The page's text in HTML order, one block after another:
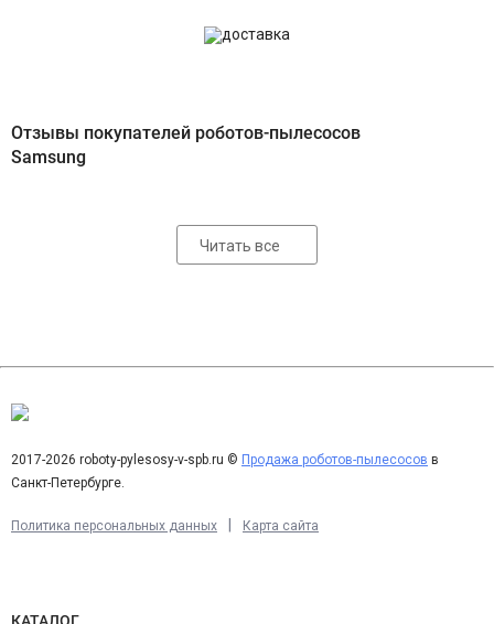
Отзывы покупателей роботов-пылесосов
Samsung
Читать все
2017-2026 roboty-pylesosy-v-spb.ru © Продажа роботов-пылесосов в
Санкт-Петербурге.
Политика персональных данных Карта сайта
КАТАЛОГ